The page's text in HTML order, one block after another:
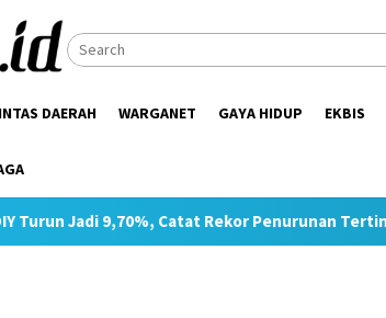
DAERAH WARGANET GAYA HIDUP EKBIS
Catat Rekor Penurunan Tertinggi di Jawa